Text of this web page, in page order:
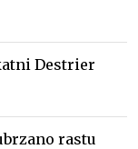
Destrier
rastu